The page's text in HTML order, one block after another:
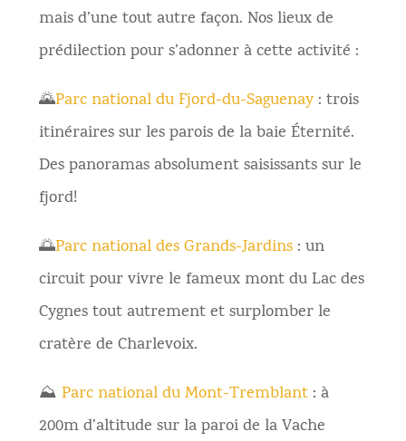
mais d’une tout autre façon. Nos lieux de
prédilection pour s’adonner à cette activité :
🌄Parc national du Fjord-du-Saguenay: trois
itinéraires sur les parois de la baie Éternité.
Des panoramas absolument saisissants sur le
fjord!
🌅Parc national des Grands-Jardins: un
circuit pour vivre le fameux mont du Lac des
Cygnes tout autrement et surplomber le
cratère de Charlevoix.
⛰ Parc national du Mont-Tremblant: à
200m d’altitude sur la paroi de la Vache